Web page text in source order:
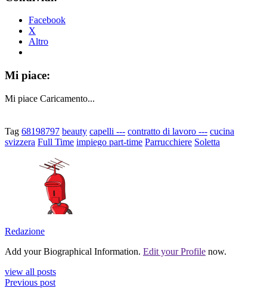
Facebook
X
Altro
Mi piace:
Mi piace Caricamento...
Tag 68198797 beauty capelli --- contratto di lavoro --- cucina
svizzera Full Time impiego part-time Parrucchiere Soletta
Redazione
Add your Biographical Information. Edit your Profile now.
view all posts
Previous post